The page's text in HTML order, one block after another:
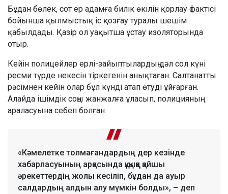
Бұдан бөлек, сот ер адамға билік өкілін қорлау фактісі
бойынша қылмыстық іс қозғау туралы шешім
қабылдады. Қазір ол уақытша ұстау изоляторында
отыр.
Кейін полицейлер ерлі-зайыптылардың дәл сол күні
ресми түрде некесін тіркегенін анықтаған. Салтанатты
рәсімнен кейін олар бұл күнді атап өтуді ұйғарған.
Алайда ішімдік соңы жанжалға ұласып, полицияның
араласуына себеп болған.
«Кәмелетке толмағандардың дер кезінде
хабарласуының арқасында құқыққа қайшы
әрекеттердің жолы кесіліп, бұдан да ауыр
салдардың алдын алу мүмкін болды», – деп